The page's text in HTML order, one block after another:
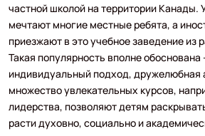
частной школой на территории Канады.
мечтают многие местные ребята, а
приезжают в это учебное заведение из
Такая популярность вполне
индивидуальный подход, дружелюбная
множество увлекательных курсов,
лидерства, позволяют детям
расти духовно, социально и